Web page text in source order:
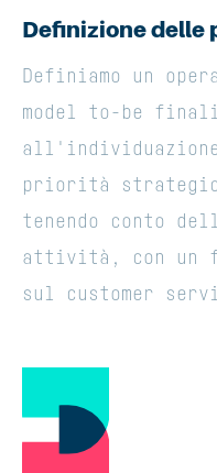
Definizione delle
Definiamo un
model to-be
priorità
tenendo conto
attività, con un
sul customer